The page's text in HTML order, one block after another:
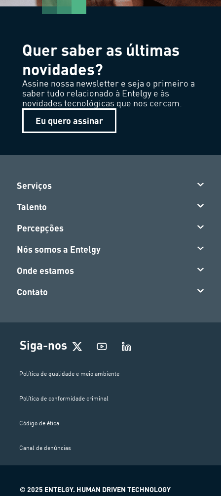
Quer saber as últimas
novidades?
Assine nossa newsletter e seja o primeiro a
saber tudo relacionado à Entelgy e às
novidades tecnológicas que nos cercam.
Eu quero assinar
Serviços
Talento
Percepções
Nós somos a Entelgy
Onde estamos
Contato
Siga-nos
Política de qualidade e meio ambiente
Política de conformidade criminal
Código de ética
Canal de denúncias
© 2025 ENTELGY. HUMAN DRIVEN TECHNOLOGY